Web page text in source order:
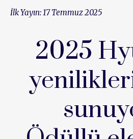
İlk Yayın: 17 Temmuz 2025
2025